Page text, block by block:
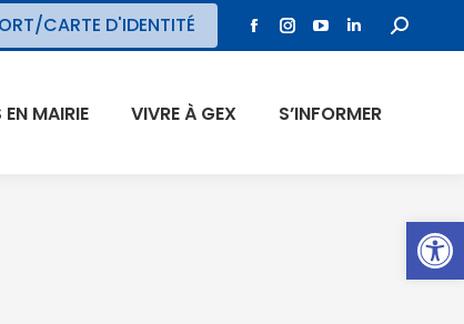
Ouvrir
CARTE D'IDENTITÉ
MAIRIE VIVRE À GEX S’INFORMER